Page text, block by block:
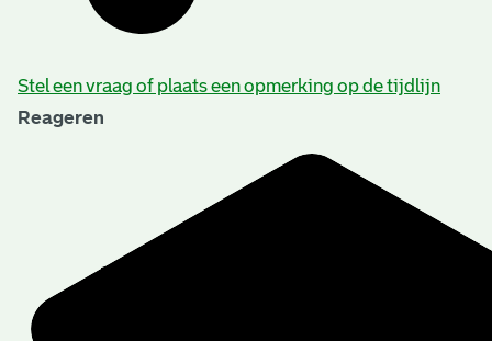
Stel een vraag of plaats een opmerking op de tijdlijn
Reageren